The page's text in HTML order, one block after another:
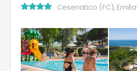
Cesenatico (FC),